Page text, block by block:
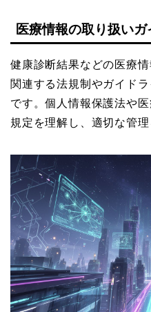
医療情報の取り扱いガ
健康診断結果などの医療
関連する法規制やガイド
です。個人情報保護法や
規定を理解し、適切な管理